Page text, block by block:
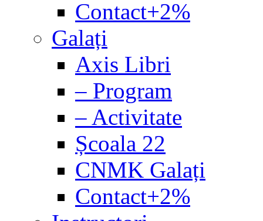
Contact+2%
Galați
Axis Libri
– Program
– Activitate
Școala 22
CNMK Galați
Contact+2%